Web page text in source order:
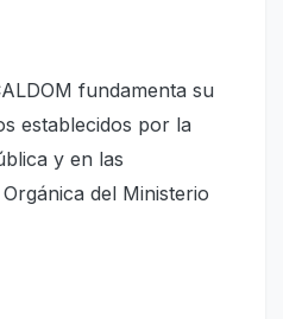
fundamenta su
establecidos por la
y en las
del Ministerio